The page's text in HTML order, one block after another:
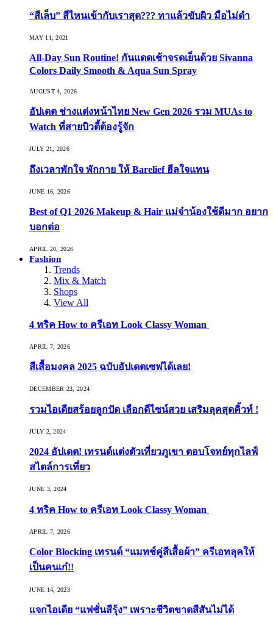
“สีเล็บ” สีไหนเข้ากับเราสุด??? ทาแล้วขับผิว มือไม่ดำ
MAY 11, 2021
All-Day Sun Routine! กันแดดเช้าจรดเย็นด้วย Sivanna
Colors Daily Smooth & Aqua Sun Spray
AUGUST 4, 2026
อัปเดต ช่างแต่งหน้าไทย New Gen 2026 รวม MUAs to
Watch ที่สายบิวตี้ต้องรู้จัก
JULY 21, 2026
ถึงเวลาพักใจ พักกาย ให้ Barelief ฮีลใจแทน
JUNE 16, 2026
Best of Q1 2026 Makeup & Hair แม่จ๋าน้องใช้ดีมาก อยาก
บอกต่อ
APRIL 20, 2026
Fashion
Trends
Mix & Match
Shops
View All
4 ทริค How to ครีเอท Look Classy Woman
APRIL 7, 2026
สีเสื้อมงคล 2025 ฉบับอัปเดตเซฟได้เลย!
DECEMBER 23, 2024
รวมไอเดียสร้อยลูกปัด เลือกดีไซน์สวย เสริมลุคสุดคิ้วท์ !
JULY 2, 2024
2024 อัปเดต! เทรนด์แต่งตัวเที่ยวภูเขา ตอบโจทย์ทุกไลฟ์
สไตล์การเที่ยว
JUNE 3, 2024
4 ทริค How to ครีเอท Look Classy Woman
APRIL 7, 2026
Color Blocking เทรนด์ “แมทช์คู่สีเสื้อผ้า” ครีเอทลุคให้
เป็นคนเก๋!!
JUNE 14, 2023
แจกไอเดีย “แฟชั่นสีรุ้ง” เพราะชีวิตขาดสีสันไม่ได้